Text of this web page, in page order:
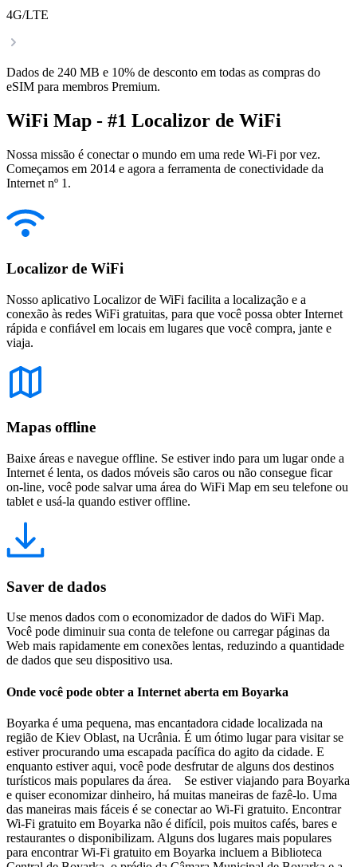
4G/LTE
Dados de 240 MB e 10% de desconto em todas as compras do
eSIM para membros Premium.
WiFi Map - #1 Localizor de WiFi
Nossa missão é conectar o mundo em uma rede Wi-Fi por vez.
Começamos em 2014 e agora a ferramenta de conectividade da
Internet nº 1.
Localizor de WiFi
Nosso aplicativo Localizor de WiFi facilita a localização e a
conexão às redes WiFi gratuitas, para que você possa obter Internet
rápida e confiável em locais em lugares que você compra, jante e
viaja.
Mapas offline
Baixe áreas e navegue offline. Se estiver indo para um lugar onde a
Internet é lenta, os dados móveis são caros ou não consegue ficar
on-line, você pode salvar uma área do WiFi Map em seu telefone ou
tablet e usá-la quando estiver offline.
Saver de dados
Use menos dados com o economizador de dados do WiFi Map.
Você pode diminuir sua conta de telefone ou carregar páginas da
Web mais rapidamente em conexões lentas, reduzindo a quantidade
de dados que seu dispositivo usa.
Onde você pode obter a Internet aberta em Boyarka
Boyarka é uma pequena, mas encantadora cidade localizada na
região de Kiev Oblast, na Ucrânia. É um ótimo lugar para visitar se
estiver procurando uma escapada pacífica do agito da cidade. E
enquanto estiver aqui, você pode desfrutar de alguns dos destinos
turísticos mais populares da área. Se estiver viajando para Boyarka
e quiser economizar dinheiro, há muitas maneiras de fazê-lo. Uma
das maneiras mais fáceis é se conectar ao Wi-Fi gratuito. Encontrar
Wi-Fi gratuito em Boyarka não é difícil, pois muitos cafés, bares e
restaurantes o disponibilizam. Alguns dos lugares mais populares
para encontrar Wi-Fi gratuito em Boyarka incluem a Biblioteca